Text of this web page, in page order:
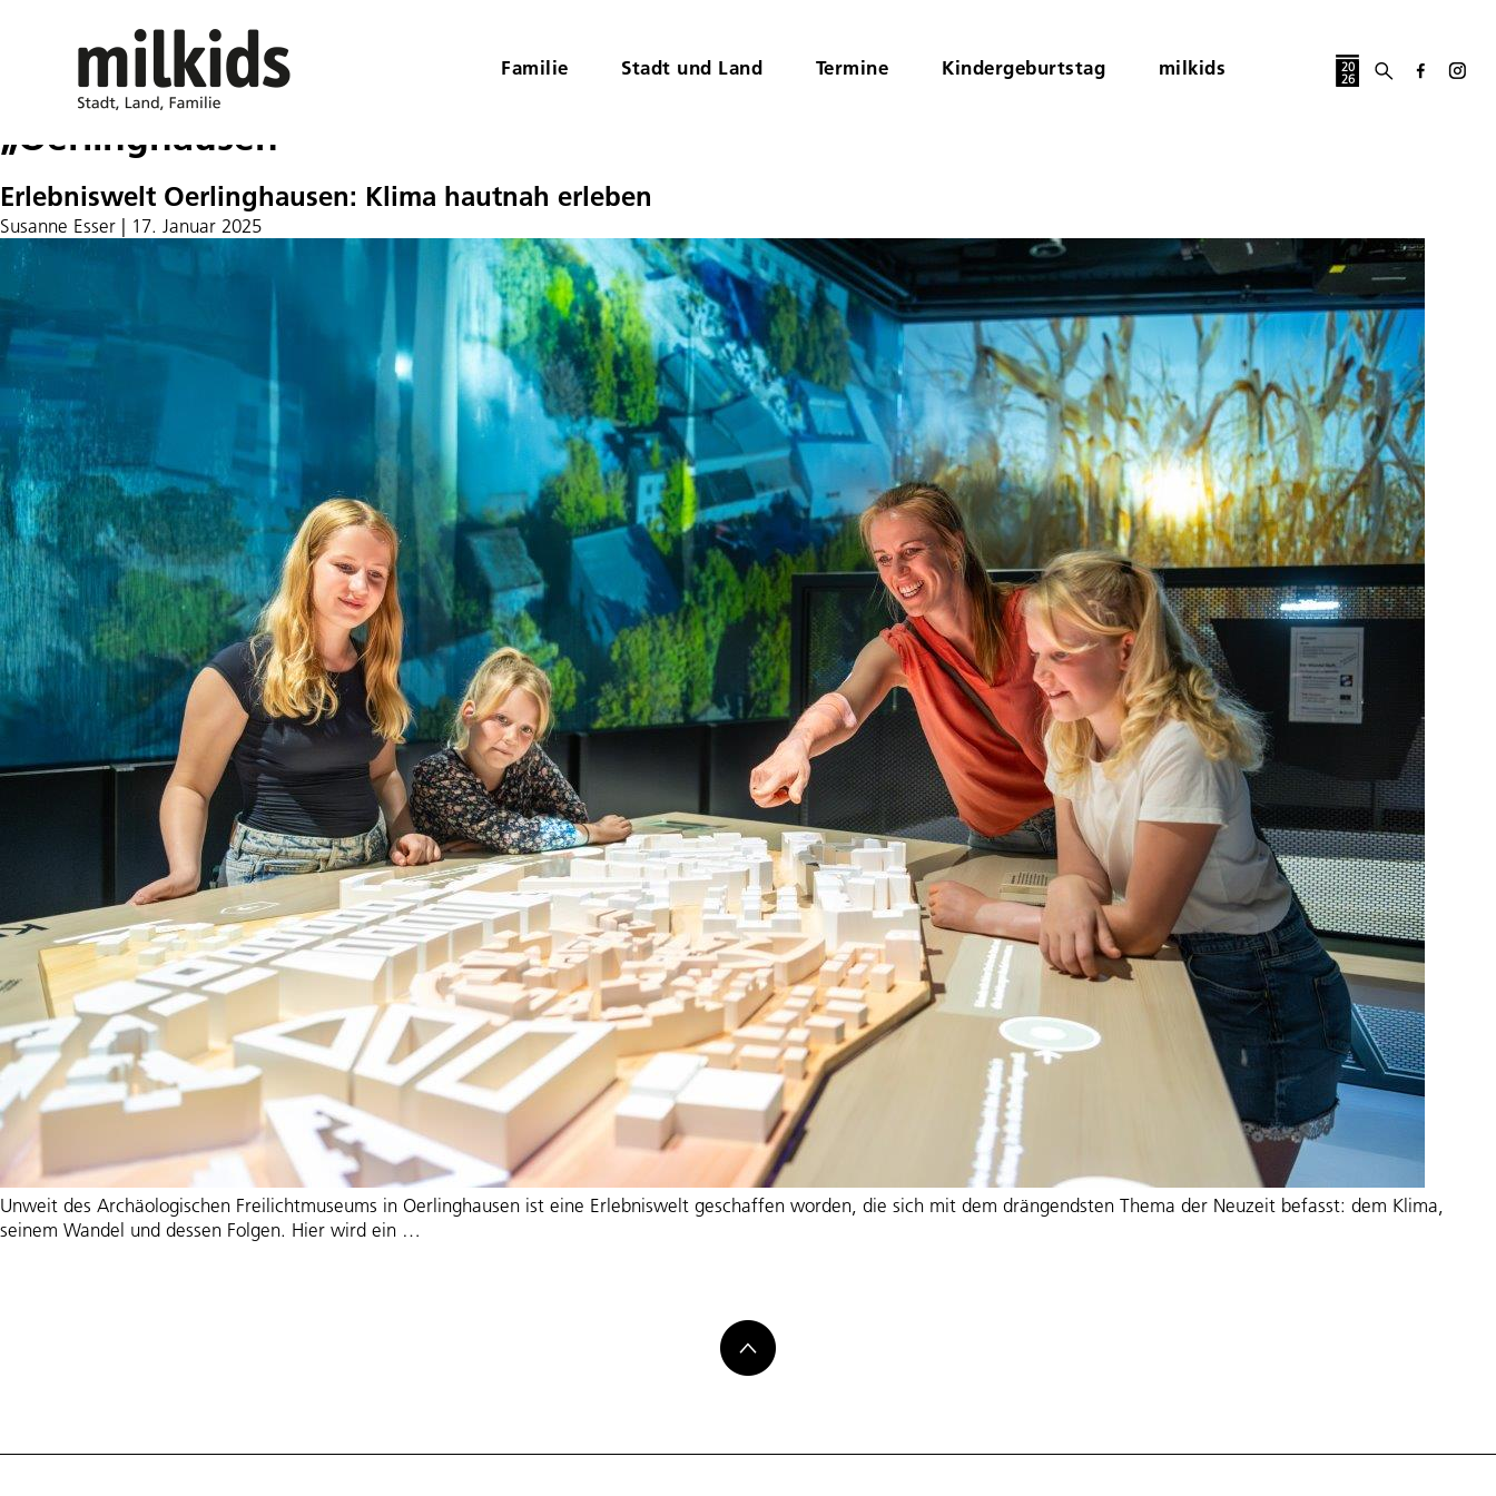
Familie Stadt und Land Termine Kindergeburtstag milkids 20
26
„Oerlinghausen“
Erlebniswelt Oerlinghausen: Klima hautnah erleben
Susanne Esser | 17. Januar 2025
Unweit des Archäologischen Freilichtmuseums in Oerlinghausen ist eine Erlebniswelt geschaffen worden, die sich mit dem drängendsten Thema der Neuzeit befasst: dem Klima,
seinem Wandel und dessen Folgen. Hier wird ein …